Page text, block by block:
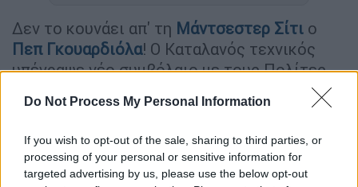
Do Not Process My Personal Information
If you wish to opt-out of the sale, sharing to third parties, or
processing of your personal or sensitive information for
targeted advertising by us, please use the below opt-out
Δεν το κουνάει απ' τη Μάντσεστερ Σίτι ο
Πεπ Γκουαρδιόλα! Ο Καταλανός τεχνικός
υπέγραψε νέο συμβόλαιο με τους Πολίτες
μέχρι το 2027 και η συμφωνία ανακοινώθηκε
πανηγυρικά απ' τους πρωταθλητές Αγγλίες.
Παρά τη φημολογία που υπήρξε το
προηγούμενο διάστημα, ο Γκουαρδιόλα και η